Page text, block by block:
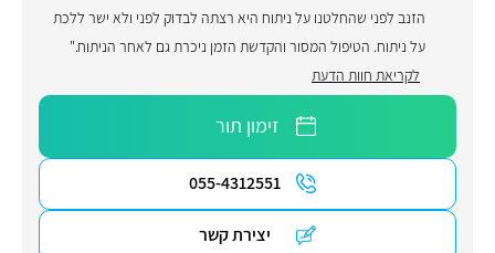
הזנב לפני שהחלטנו על ניתוח היא רצתה לבדוק לפני ולא ישר ללכת
על ניתוח. הטיפול המסור והקדשת הזמן ניכרת גם לאחר הניתוח."
לקריאת חוות הדעת
זימון תור
055-4312551
יצירת קשר